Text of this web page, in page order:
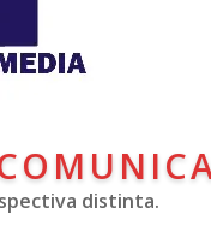
distinta.